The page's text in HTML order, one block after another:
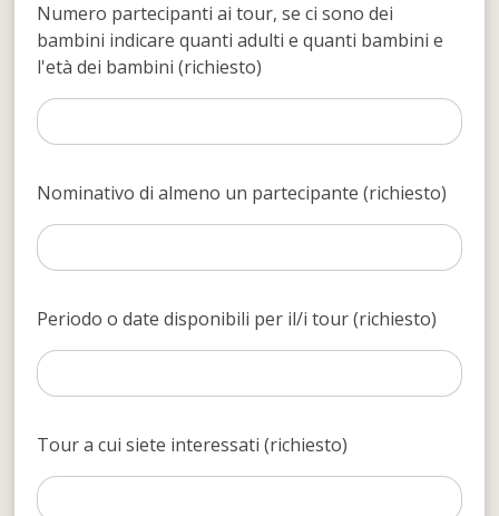
Numero partecipanti ai tour, se ci sono dei
bambini indicare quanti adulti e quanti bambini e
l'età dei bambini (richiesto)
Nominativo di almeno un partecipante (richiesto)
Periodo o date disponibili per il/i tour (richiesto)
Tour a cui siete interessati (richiesto)